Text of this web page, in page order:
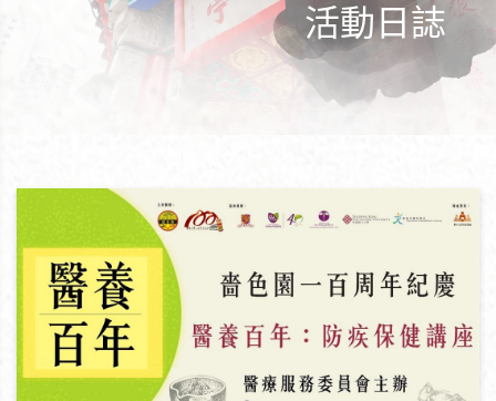
+
活動日誌